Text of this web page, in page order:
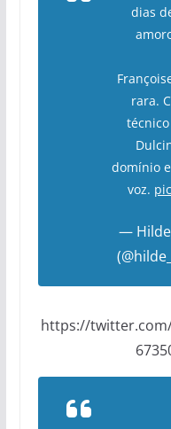
dias
rara.
domínio
voz.
—
https://